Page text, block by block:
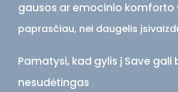
gausos ar emocinio komforto
paprasčiau, nei daugelis
Pamatysi, kad gylis į Save gali
nesudėtingas